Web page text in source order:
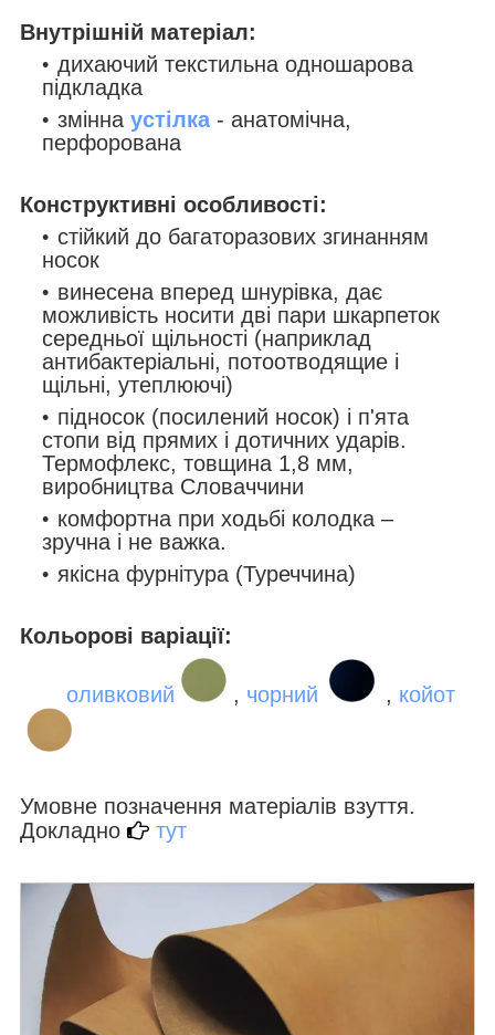
Внутрішній матеріал:
дихаючий текстильна одношарова
підкладка
змінна устілка- анатомічна,
перфорована
Конструктивні особливості:
стійкий до багаторазових згинанням
носок
винесена вперед шнурівка, дає
можливість носити дві пари шкарпеток
середньої щільності (наприклад
антибактеріальні, потоотводящие і
щільні, утеплюючі)
підносок (посилений носок) і п'ята
стопи від прямих і дотичних ударів.
Термофлекс, товщина 1,8 мм,
виробництва Словаччини
комфортна при ходьбі колодка –
зручна і не важка.
якісна фурнітура (Туреччина)
Кольорові варіації:
оливковий , чорний , койот
Умовне позначення матеріалів взуття.
Докладно
тут